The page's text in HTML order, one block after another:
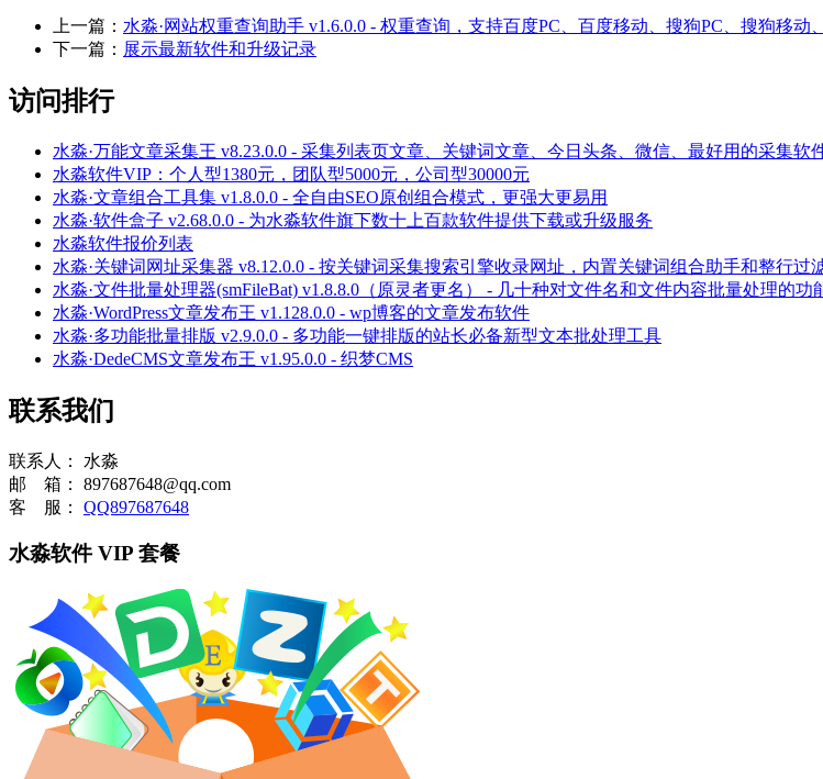
上一篇： 水淼·网站权重查询助手 v1.6.0.0 - 权重查询，支持百度PC、百度移动、搜狗PC、搜狗移动
下一篇： 展示最新软件和升级记录
访问排行
水淼·万能文章采集王 v8.23.0.0 - 采集列表页文章、关键词文章、今日头条、微信、最好用的采集软
水淼软件VIP：个人型1380元，团队型5000元，公司型30000元
水淼·文章组合工具集 v1.8.0.0 - 全自由SEO原创组合模式，更强大更易用
水淼·软件盒子 v2.68.0.0 - 为水淼软件旗下数十上百款软件提供下载或升级服务
水淼软件报价列表
水淼·关键词网址采集器 v8.12.0.0 - 按关键词采集搜索引擎收录网址，内置关键词组合助手和整行过
水淼·文件批量处理器(smFileBat) v1.8.8.0（原灵者更名） - 几十种对文件名和文件内容批量处理的功
水淼·WordPress文章发布王 v1.128.0.0 - wp博客的文章发布软件
水淼·多功能批量排版 v2.9.0.0 - 多功能一键排版的站长必备新型文本批处理工具
水淼·DedeCMS文章发布王 v1.95.0.0 - 织梦CMS
联系我们
联系人：
水淼
邮 箱：
897687648@qq.com
客 服：
QQ897687648
水淼软件 VIP 套餐